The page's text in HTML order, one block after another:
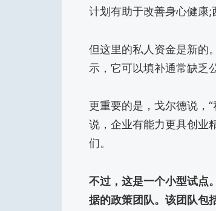
计划有助于改善身心健康;
但这里的私人资金是新的
示，它可以填补通常缺乏
更重要的是，戈尔德说，
说，企业有能力更具创业
们。
不过，这是一个小型试
据的政策团队。该团队